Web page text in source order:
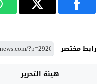
رابط مختصر
هيئة التحرير